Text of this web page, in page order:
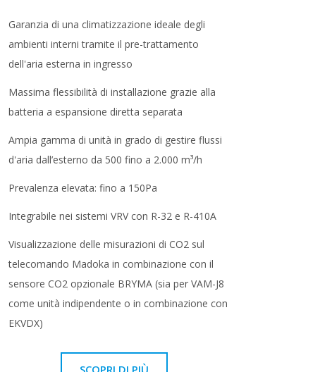
Garanzia di una climatizzazione ideale degli
ambienti interni tramite il pre-trattamento
dell'aria esterna in ingresso
Massima flessibilità di installazione grazie alla
batteria a espansione diretta separata
Ampia gamma di unità in grado di gestire flussi
d'aria dall’esterno da 500 fino a 2.000 m³/h
Prevalenza elevata: fino a 150Pa
Integrabile nei sistemi VRV con R-32 e R-410A
Visualizzazione delle misurazioni di CO2 sul
telecomando Madoka in combinazione con il
sensore CO2 opzionale BRYMA (sia per VAM-J8
come unità indipendente o in combinazione con
EKVDX)